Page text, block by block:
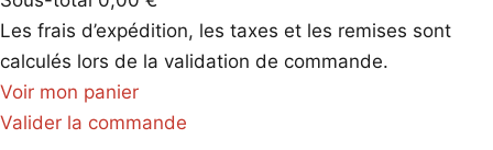
le
panier
Les frais d’expédition, les taxes et les remises sont
calculés lors de la validation de commande.
Voir mon panier
Valider la commande